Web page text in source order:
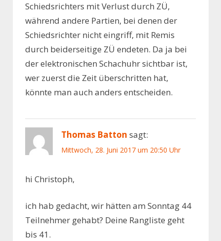
Schiedsrichters mit Verlust durch ZÜ,
während andere Partien, bei denen der
Schiedsrichter nicht eingriff, mit Remis
durch beiderseitige ZÜ endeten. Da ja bei
der elektronischen Schachuhr sichtbar ist,
wer zuerst die Zeit überschritten hat,
könnte man auch anders entscheiden.
Thomas Batton sagt:
Mittwoch, 28. Juni 2017 um 20:50 Uhr
hi Christoph,
ich hab gedacht, wir hätten am Sonntag 44
Teilnehmer gehabt? Deine Rangliste geht
bis 41.